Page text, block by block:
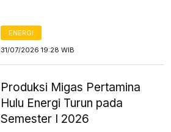
ENERGI
31/07/2026 19:28 WIB
Produksi Migas Pertamina
Hulu Energi Turun pada
Semester I 2026